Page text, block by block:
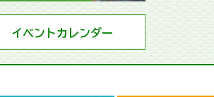
イベントカレンダー